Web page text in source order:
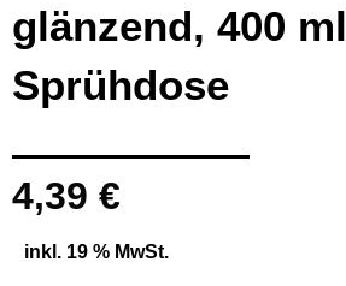
glänzend, 400 ml
Sprühdose
4,39 €
inkl. 19 % MwSt.